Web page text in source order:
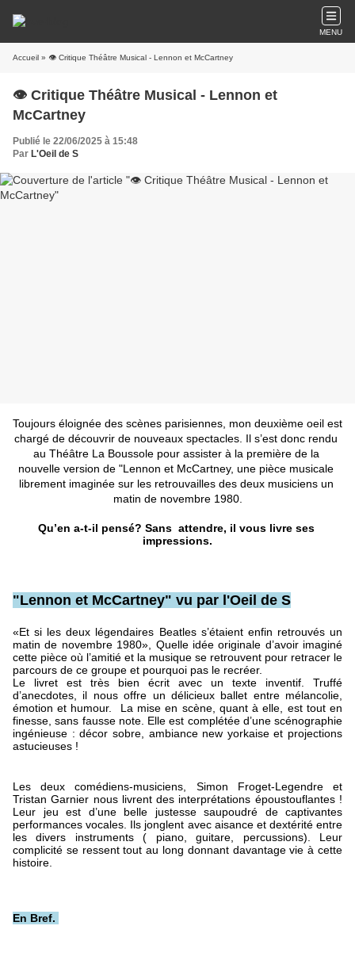
MENU
Accueil » 👁️ Critique Théâtre Musical - Lennon et McCartney
👁️ Critique Théâtre Musical - Lennon et
McCartney
Publié le 22/06/2025 à 15:48
Par L'Oeil de S
Toujours éloignée des scènes parisiennes, mon deuxième oeil est
chargé de découvrir de nouveaux spectacles. Il s’est donc rendu
au Théâtre La Boussole pour assister à la première de la
nouvelle version de "Lennon et McCartney, une pièce musicale
librement imaginée sur les retrouvailles des deux musiciens un
matin de novembre 1980.
Qu’en a-t-il pensé? Sans  attendre, il vous livre ses
impressions.
"Lennon et McCartney" vu par l'Oeil de S
«Et si les deux légendaires Beatles s’étaient enfin retrouvés un
matin de novembre 1980», Quelle idée originale d’avoir imaginé
cette pièce où l’amitié et la musique se retrouvent pour retracer le
parcours de ce groupe et pourquoi pas le recréer.
Le livret est très bien écrit avec un texte inventif. Truffé
d’anecdotes, il nous offre un délicieux ballet entre mélancolie,
émotion et humour. La mise en scène, quant à elle, est tout en
finesse, sans fausse note. Elle est complétée d’une scénographie
ingénieuse : décor sobre, ambiance new yorkaise et projections
astucieuses !
Les deux comédiens-musiciens, Simon Froget-Legendre et
Tristan Garnier nous livrent des interprétations époustouflantes !
Leur jeu est d’une belle justesse saupoudré de captivantes
performances vocales. Ils jonglent avec aisance et dextérité entre
les divers instruments ( piano, guitare, percussions). Leur
complicité se ressent tout au long donnant davantage vie à cette
histoire.
En Bref.